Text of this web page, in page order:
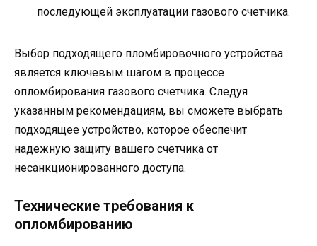
последующей эксплуатации газового счетчика.
Выбор подходящего пломбировочного устройства
является ключевым шагом в процессе
опломбирования газового счетчика. Следуя
указанным рекомендациям, вы сможете выбрать
подходящее устройство, которое обеспечит
надежную защиту вашего счетчика от
несанкционированного доступа.
Технические требования к
опломбированию